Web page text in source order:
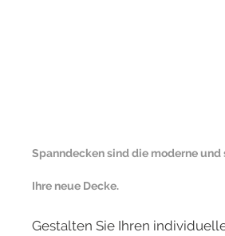
Spanndecken sind die moderne
Ihre neue Decke.
Gestalten Sie Ihren